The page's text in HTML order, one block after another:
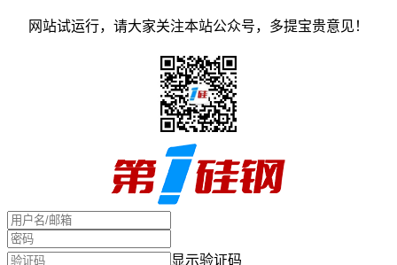
网站试运行，请大家关注本站公众号，多提宝贵意见！
显示验证码